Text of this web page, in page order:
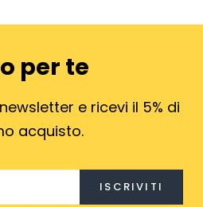
per te
e ricevi il 5% di
acquisto.